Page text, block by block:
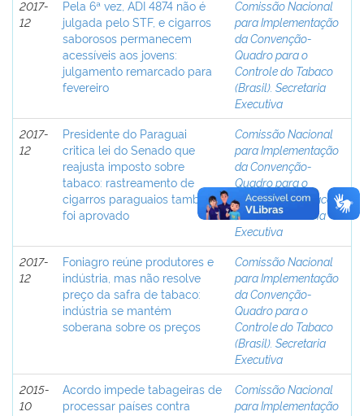
2017-
12
Pela 6ª vez, ADI 4874 não é
julgada pelo STF, e cigarros
saborosos permanecem
acessíveis aos jovens:
julgamento remarcado para
fevereiro
Comissão Nacional
para Implementação
da Convenção-
Quadro para o
Controle do Tabaco
(Brasil). Secretaria
Executiva
2017-
12
Presidente do Paraguai
critica lei do Senado que
reajusta imposto sobre
tabaco: rastreamento de
cigarros paraguaios também
foi aprovado
Comissão Nacional
para Implementação
da Convenção-
Quadro para o
Controle do Tabaco
(Brasil). Secretaria
Executiva
2017-
12
Foniagro reúne produtores e
indústria, mas não resolve
preço da safra de tabaco:
indústria se mantém
soberana sobre os preços
Comissão Nacional
para Implementação
da Convenção-
Quadro para o
Controle do Tabaco
(Brasil). Secretaria
Executiva
2015-
10
Acordo impede tabageiras de
processar países contra
Comissão Nacional
para Implementação